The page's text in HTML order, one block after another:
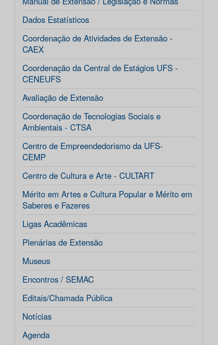
Dados Estatísticos
Coordenação de Atividades de Extensão -
CAEX
Coordenação da Central de Estágios UFS -
CENEUFS
Avaliação de Extensão
Coordenação de Tecnologias Sociais e
Ambientais - CTSA
Centro de Empreendedorismo da UFS-
CEMP
Centro de Cultura e Arte - CULTART
Mérito em Artes e Cultura Popular e Mérito em
Saberes e Fazeres
Ligas Acadêmicas
Plenárias de Extensão
Museus
Encontros / SEMAC
Editais/Chamada Pública
Notícias
Agenda